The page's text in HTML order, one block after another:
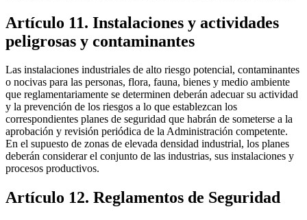
Artículo 11. Instalaciones y actividades
peligrosas y contaminantes
Las instalaciones industriales de alto riesgo potencial, contaminantes
o nocivas para las personas, flora, fauna, bienes y medio ambiente
que reglamentariamente se determinen deberán adecuar su actividad
y la prevención de los riesgos a lo que establezcan los
correspondientes planes de seguridad que habrán de someterse a la
aprobación y revisión periódica de la Administración competente.
En el supuesto de zonas de elevada densidad industrial, los planes
deberán considerar el conjunto de las industrias, sus instalaciones y
procesos productivos.
Artículo 12. Reglamentos de Seguridad